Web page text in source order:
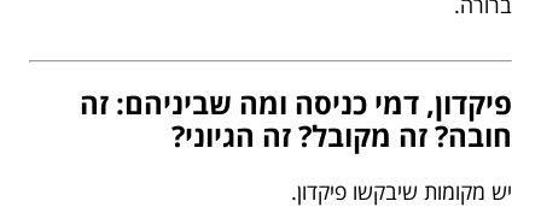
פיקדון, דמי כניסה ומה שביניהם: זה
חובה? זה מקובל? זה הגיוני?
יש מקומות שיבקשו פיקדון.